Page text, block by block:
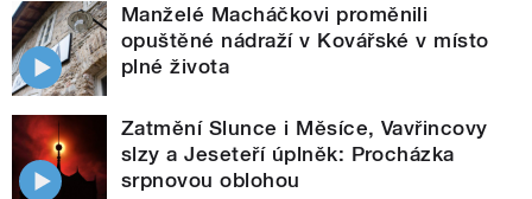
Manželé Macháčkovi proměnili
opuštěné nádraží v Kovářské v místo
plné života
Zatmění Slunce i Měsíce, Vavřincovy
slzy a Jeseteří úplněk: Procházka
srpnovou oblohou